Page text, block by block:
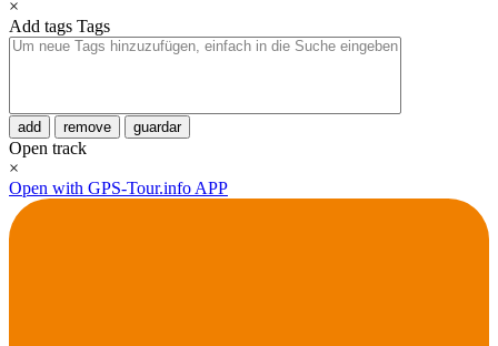
×
Add tags Tags
add remove guardar
Open track
×
Open with GPS-Tour.info APP